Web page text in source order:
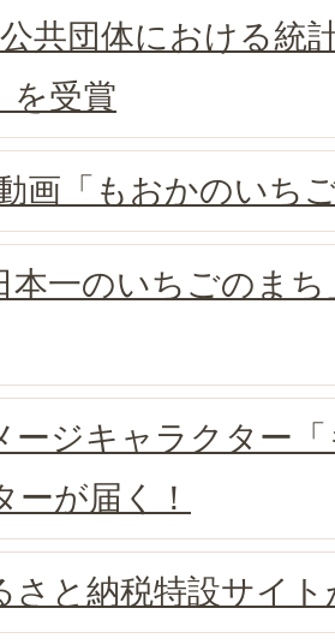
共団体における統
を受賞
画「もおかのいち
本一のいちごのま
ージキャラクター
ーが届く！
さと納税特設サイ